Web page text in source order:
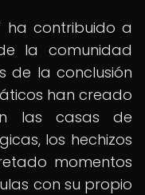
ha contribuido a
la comunidad
de la conclusión
han creado
las casas de
los hechizos
momentos
con su propio